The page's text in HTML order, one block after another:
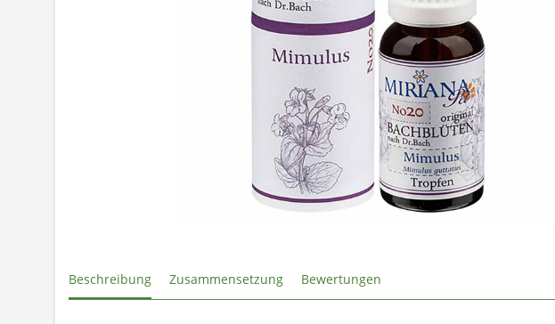
Beschreibung Zusammensetzung Bewertungen